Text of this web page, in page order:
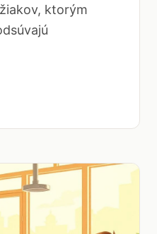
ktorým